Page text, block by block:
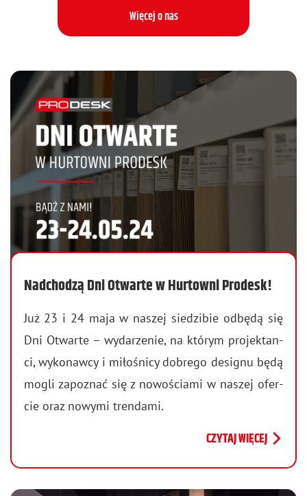
Więcej o nas
Nadchodzą Dni Otwarte w Hurtowni Prodesk!
Już 23 i 24 maja w na­szej sie­dzi­bie od­bę­dą się
Dni Otwar­te – wy­da­rze­nie, na któ­rym pro­jek­tan­
ci, wy­ko­naw­cy i mi­ło­śni­cy do­bre­go de­si­gnu będą
mogli za­po­znać się z no­wo­ścia­mi w na­szej ofer­
cie oraz no­wy­mi tren­da­mi.
CZYTAJ WIĘCEJ